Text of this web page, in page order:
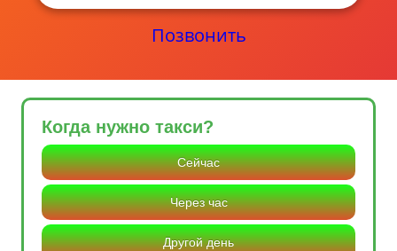
Позвонить
Когда нужно такси?
Сейчас
Через час
Другой день